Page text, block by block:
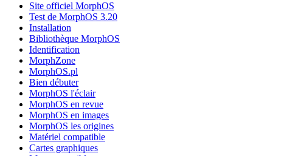
Site officiel MorphOS
Test de MorphOS 3.20
Installation
Bibliothèque MorphOS
Identification
MorphZone
MorphOS.pl
Bien débuter
MorphOS l'éclair
MorphOS en revue
MorphOS en images
MorphOS les origines
Matériel compatible
Cartes graphiques